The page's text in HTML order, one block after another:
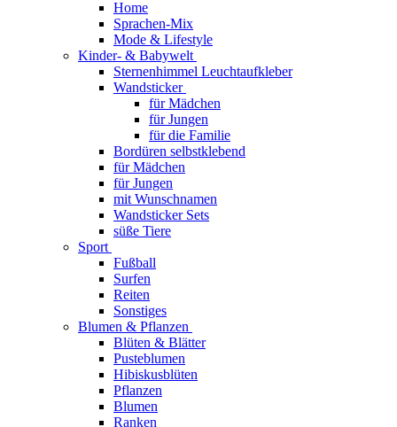
Home
Sprachen-Mix
Mode & Lifestyle
Kinder- & Babywelt
Sternenhimmel Leuchtaufkleber
Wandsticker
für Mädchen
für Jungen
für die Familie
Bordüren selbstklebend
für Mädchen
für Jungen
mit Wunschnamen
Wandsticker Sets
süße Tiere
Sport
Fußball
Surfen
Reiten
Sonstiges
Blumen & Pflanzen
Blüten & Blätter
Pusteblumen
Hibiskusblüten
Pflanzen
Blumen
Ranken